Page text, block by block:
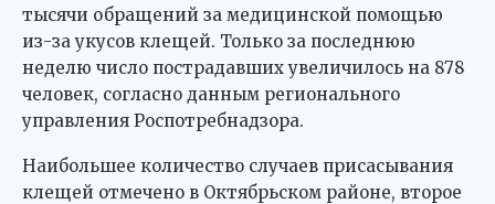
тысячи обращений за медицинской помощью
из-за укусов клещей. Только за последнюю
неделю число пострадавших увеличилось на 878
человек, согласно данным регионального
управления Роспотребнадзора.
Наибольшее количество случаев присасывания
клещей отмечено в Октябрьском районе, второе